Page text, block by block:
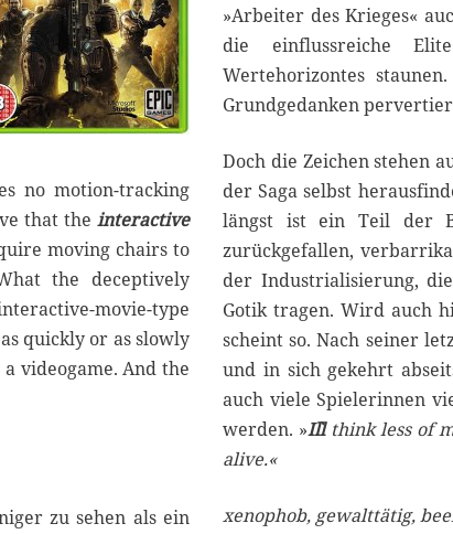
no motion-tracking
that the interactive
moving chairs to
the deceptively
movie-type
quickly or as slowly
videogame. And the
zu sehen als ein
»Arbeiter des Krieges«
die einflussreiche
Wertehorizontes
Grundgedanken
Doch die Zeichen stehen
der Saga selbst
längst ist ein Teil der
zurückgefallen,
der Industrialisierung,
Gotik tragen. Wird auch
scheint so. Nach seiner
und in sich gekehrt
auch viele Spielerinnen
werden. »I`ll think less of
alive.«
xenophob, gewalttätig,